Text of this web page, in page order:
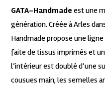
GATA-Handmade est une
génération. Créée à Arles
Handmade propose une
faite de tissus imprimés et
l’intérieur est doublé d’une
cousues main, les semelles